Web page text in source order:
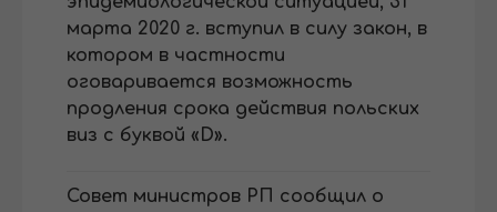
марта 2020 г. вступил в силу закон, в
котором в частности
оговаривается возможность
продления срока действия польских
виз с буквой « D».
Совет министров РП сообщил о